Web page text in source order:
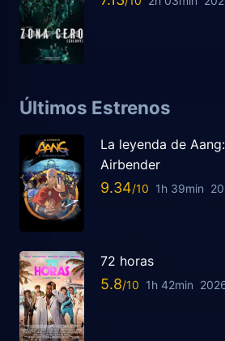
Últimos Estrenos
La leyenda de
Airbender
9.34 1h 39min
72 horas
5.8 1h 42min